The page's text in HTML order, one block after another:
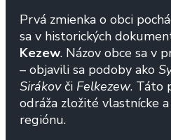
Prvá zmienka o obci
sa v historických
Kezew. Názov obce sa v
– objavili sa podoby ako
Sirákovči Felkezew. Táto
odráža zložité vlastnícke
regiónu.